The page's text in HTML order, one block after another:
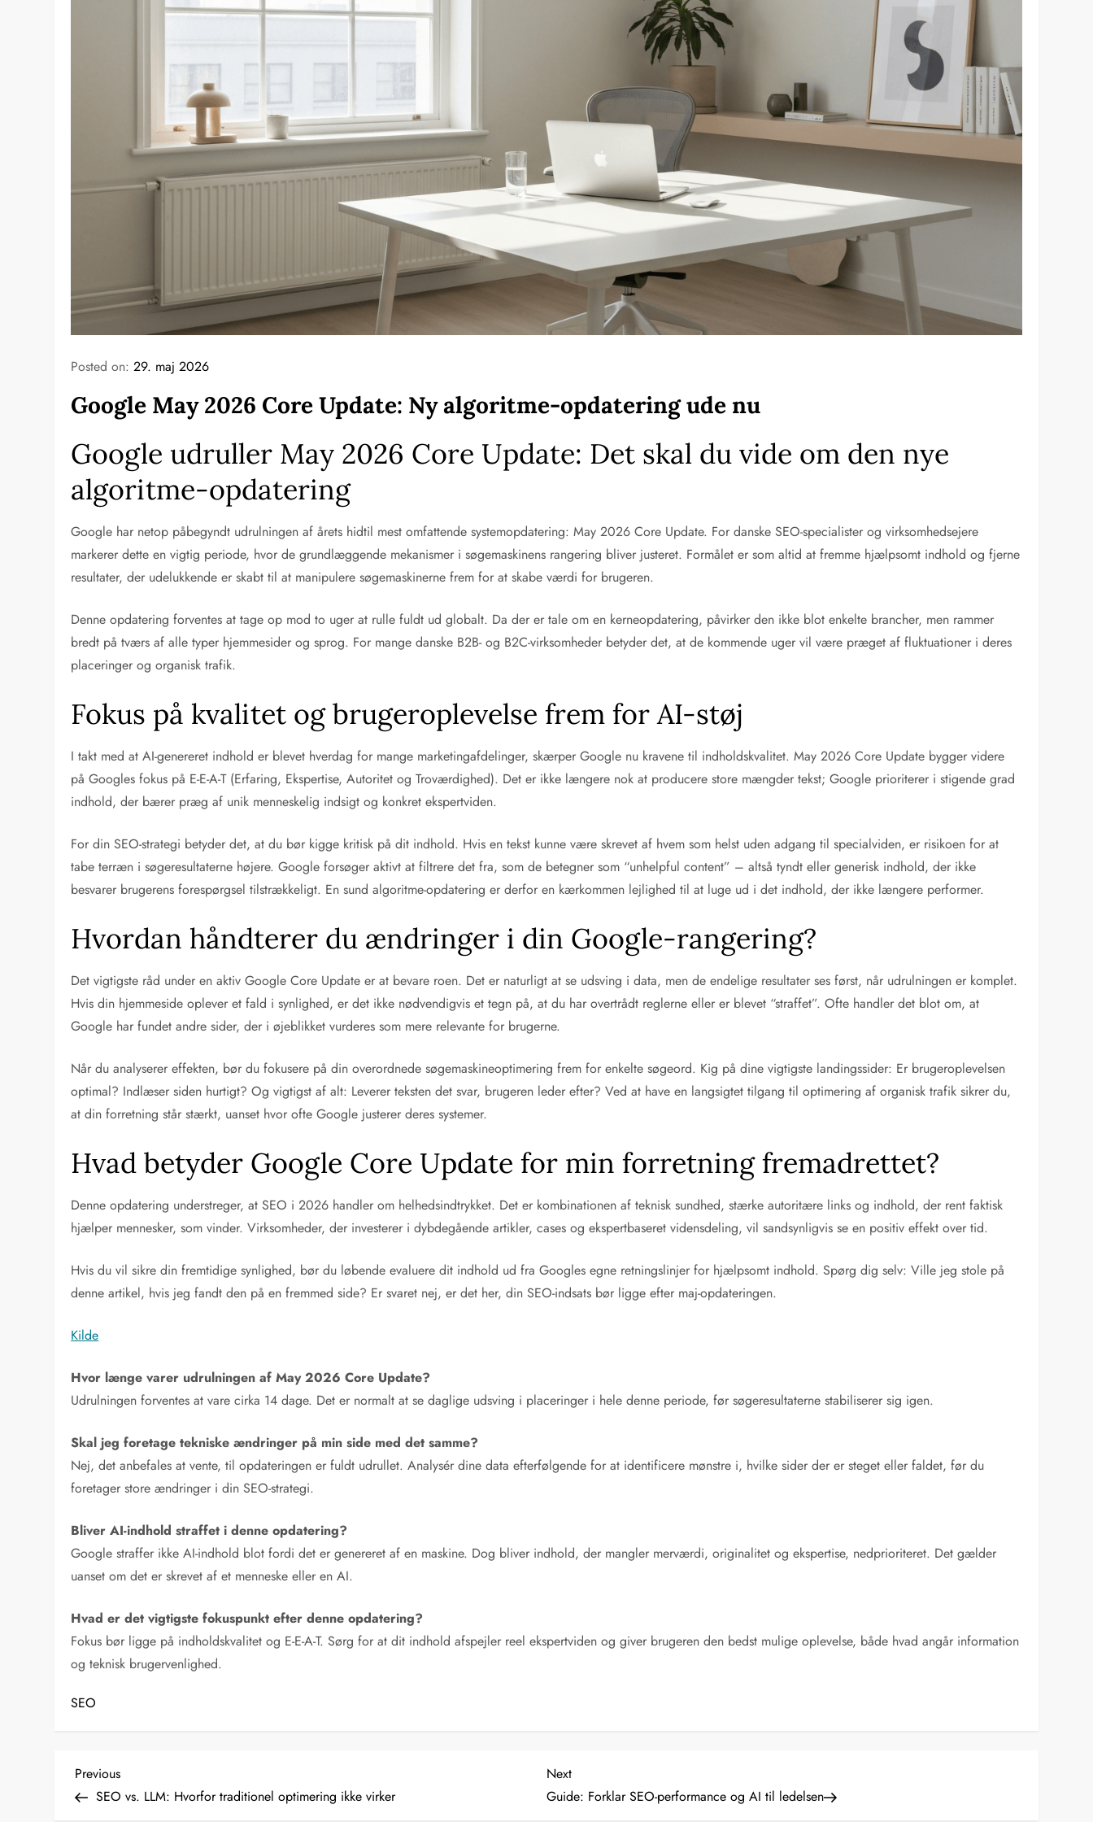
Posted on:29. maj 2026
Google May 2026 Core Update: Ny algoritme-opdatering ude nu
Google udruller May 2026 Core Update: Det skal du vide om den nye
algoritme-opdatering
Google har netop påbegyndt udrulningen af årets hidtil mest omfattende systemopdatering: May 2026 Core Update. For danske SEO-specialister og virksomhedsejere
markerer dette en vigtig periode, hvor de grundlæggende mekanismer i søgemaskinens rangering bliver justeret. Formålet er som altid at fremme hjælpsomt indhold og fjerne
resultater, der udelukkende er skabt til at manipulere søgemaskinerne frem for at skabe værdi for brugeren.
Denne opdatering forventes at tage op mod to uger at rulle fuldt ud globalt. Da der er tale om en kerneopdatering, påvirker den ikke blot enkelte brancher, men rammer
bredt på tværs af alle typer hjemmesider og sprog. For mange danske B2B- og B2C-virksomheder betyder det, at de kommende uger vil være præget af fluktuationer i deres
placeringer og organisk trafik.
Fokus på kvalitet og brugeroplevelse frem for AI-støj
I takt med at AI-genereret indhold er blevet hverdag for mange marketingafdelinger, skærper Google nu kravene til indholdskvalitet. May 2026 Core Update bygger videre
på Googles fokus på E-E-A-T (Erfaring, Ekspertise, Autoritet og Troværdighed). Det er ikke længere nok at producere store mængder tekst; Google prioriterer i stigende grad
indhold, der bærer præg af unik menneskelig indsigt og konkret ekspertviden.
For din SEO-strategi betyder det, at du bør kigge kritisk på dit indhold. Hvis en tekst kunne være skrevet af hvem som helst uden adgang til specialviden, er risikoen for at
tabe terræn i søgeresultaterne højere. Google forsøger aktivt at filtrere det fra, som de betegner som “unhelpful content” – altså tyndt eller generisk indhold, der ikke
besvarer brugerens forespørgsel tilstrækkeligt. En sund algoritme-opdatering er derfor en kærkommen lejlighed til at luge ud i det indhold, der ikke længere performer.
Hvordan håndterer du ændringer i din Google-rangering?
Det vigtigste råd under en aktiv Google Core Update er at bevare roen. Det er naturligt at se udsving i data, men de endelige resultater ses først, når udrulningen er komplet.
Hvis din hjemmeside oplever et fald i synlighed, er det ikke nødvendigvis et tegn på, at du har overtrådt reglerne eller er blevet “straffet”. Ofte handler det blot om, at
Google har fundet andre sider, der i øjeblikket vurderes som mere relevante for brugerne.
Når du analyserer effekten, bør du fokusere på din overordnede søgemaskineoptimering frem for enkelte søgeord. Kig på dine vigtigste landingssider: Er brugeroplevelsen
optimal? Indlæser siden hurtigt? Og vigtigst af alt: Leverer teksten det svar, brugeren leder efter? Ved at have en langsigtet tilgang til optimering af organisk trafik sikrer du,
at din forretning står stærkt, uanset hvor ofte Google justerer deres systemer.
Hvad betyder Google Core Update for min forretning fremadrettet?
Denne opdatering understreger, at SEO i 2026 handler om helhedsindtrykket. Det er kombinationen af teknisk sundhed, stærke autoritære links og indhold, der rent faktisk
hjælper mennesker, som vinder. Virksomheder, der investerer i dybdegående artikler, cases og ekspertbaseret vidensdeling, vil sandsynligvis se en positiv effekt over tid.
Hvis du vil sikre din fremtidige synlighed, bør du løbende evaluere dit indhold ud fra Googles egne retningslinjer for hjælpsomt indhold. Spørg dig selv: Ville jeg stole på
denne artikel, hvis jeg fandt den på en fremmed side? Er svaret nej, er det her, din SEO-indsats bør ligge efter maj-opdateringen.
Kilde
Hvor længe varer udrulningen af May 2026 Core Update?
Udrulningen forventes at vare cirka 14 dage. Det er normalt at se daglige udsving i placeringer i hele denne periode, før søgeresultaterne stabiliserer sig igen.
Skal jeg foretage tekniske ændringer på min side med det samme?
Nej, det anbefales at vente, til opdateringen er fuldt udrullet. Analysér dine data efterfølgende for at identificere mønstre i, hvilke sider der er steget eller faldet, før du
foretager store ændringer i din SEO-strategi.
Bliver AI-indhold straffet i denne opdatering?
Google straffer ikke AI-indhold blot fordi det er genereret af en maskine. Dog bliver indhold, der mangler merværdi, originalitet og ekspertise, nedprioriteret. Det gælder
uanset om det er skrevet af et menneske eller en AI.
Hvad er det vigtigste fokuspunkt efter denne opdatering?
Fokus bør ligge på indholdskvalitet og E-E-A-T. Sørg for at dit indhold afspejler reel ekspertviden og giver brugeren den bedst mulige oplevelse, både hvad angår information
og teknisk brugervenlighed.
SEO
I
Previous
Post
Previous
SEO vs. LLM: Hvorfor traditionel optimering ikke virker
Next
Post
Next
Guide: Forklar SEO-performance og AI til ledelsen